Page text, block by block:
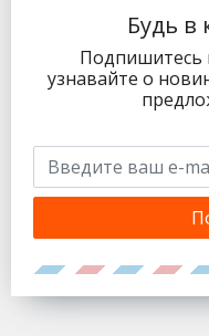
Будь в
Подпишитесь
узнавайте о